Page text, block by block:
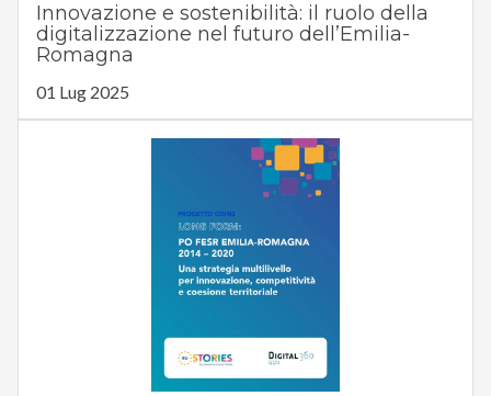
Innovazione e sostenibilità: il ruolo della
digitalizzazione nel futuro dell’Emilia-
Romagna
01 Lug 2025